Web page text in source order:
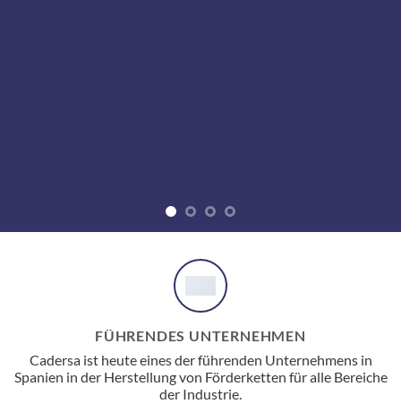
FÜHRENDES UNTERNEHMEN
Cadersa ist heute eines der führenden Unternehmens in
Spanien in der Herstellung von Förderketten für alle Bereiche
der Industrie.